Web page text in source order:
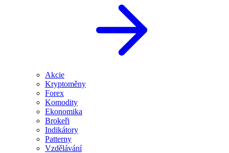
Akcie
Kryptoměny
Forex
Komodity
Ekonomika
Brokeři
Indikátory
Patterny
Vzdělávání